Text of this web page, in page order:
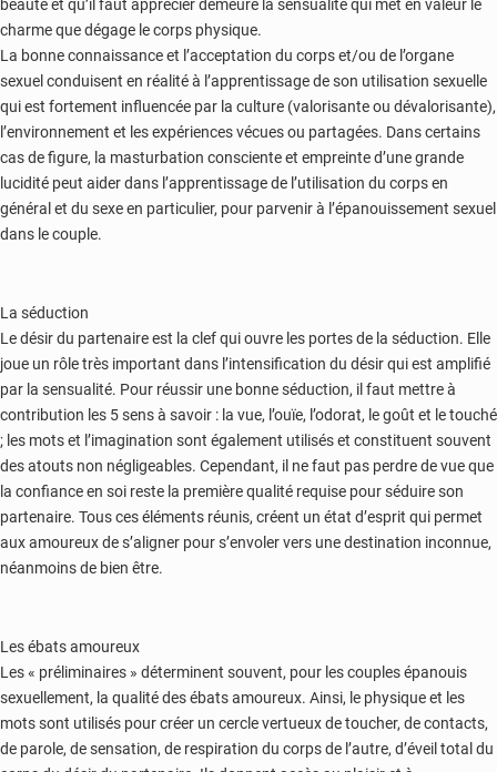
beauté et qu’il faut apprécier demeure la sensualité qui met en valeur le
charme que dégage le corps physique.
La bonne connaissance et l’acceptation du corps et/ou de l’organe
sexuel conduisent en réalité à l’apprentissage de son utilisation sexuelle
qui est fortement influencée par la culture (valorisante ou dévalorisante),
l’environnement et les expériences vécues ou partagées. Dans certains
cas de figure, la masturbation consciente et empreinte d’une grande
lucidité peut aider dans l’apprentissage de l’utilisation du corps en
général et du sexe en particulier, pour parvenir à l’épanouissement sexuel
dans le couple.
La séduction
Le désir du partenaire est la clef qui ouvre les portes de la séduction. Elle
joue un rôle très important dans l’intensification du désir qui est amplifié
par la sensualité. Pour réussir une bonne séduction, il faut mettre à
contribution les 5 sens à savoir : la vue, l’ouïe, l’odorat, le goût et le touché
; les mots et l’imagination sont également utilisés et constituent souvent
des atouts non négligeables. Cependant, il ne faut pas perdre de vue que
la confiance en soi reste la première qualité requise pour séduire son
partenaire. Tous ces éléments réunis, créent un état d’esprit qui permet
aux amoureux de s’aligner pour s’envoler vers une destination inconnue,
néanmoins de bien être.
Les ébats amoureux
Les « préliminaires » déterminent souvent, pour les couples épanouis
sexuellement, la qualité des ébats amoureux. Ainsi, le physique et les
mots sont utilisés pour créer un cercle vertueux de toucher, de contacts,
de parole, de sensation, de respiration du corps de l’autre, d’éveil total du